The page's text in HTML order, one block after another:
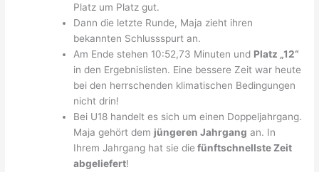
Platz um Platz gut.
Dann die letzte Runde, Maja zieht ihren
bekannten Schlussspurt an.
Am Ende stehen 10:52,73 Minuten und Platz „12“
in den Ergebnislisten. Eine bessere Zeit war heute
bei den herrschenden klimatischen Bedingungen
nicht drin!
Bei U18 handelt es sich um einen Doppeljahrgang.
Maja gehört dem jüngeren Jahrgang an. In
Ihrem Jahrgang hat sie die fünftschnellste Zeit
abgeliefert!